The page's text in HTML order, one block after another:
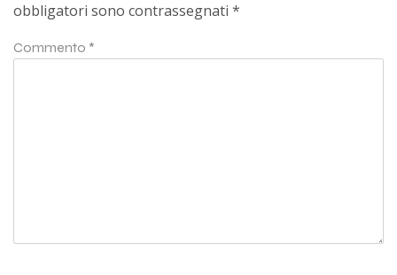
obbligatori sono contrassegnati *
Commento *